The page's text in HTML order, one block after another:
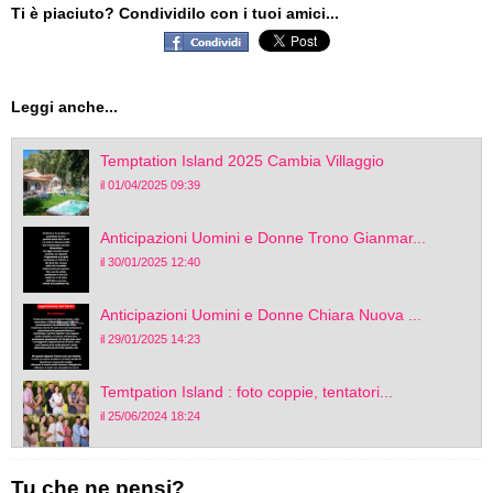
Ti è piaciuto? Condividilo con i tuoi amici...
Leggi anche...
Temptation Island 2025 Cambia Villaggio
il 01/04/2025 09:39
Anticipazioni Uomini e Donne Trono Gianmar...
il 30/01/2025 12:40
Anticipazioni Uomini e Donne Chiara Nuova ...
il 29/01/2025 14:23
Temtpation Island : foto coppie, tentatori...
il 25/06/2024 18:24
Tu che ne pensi?